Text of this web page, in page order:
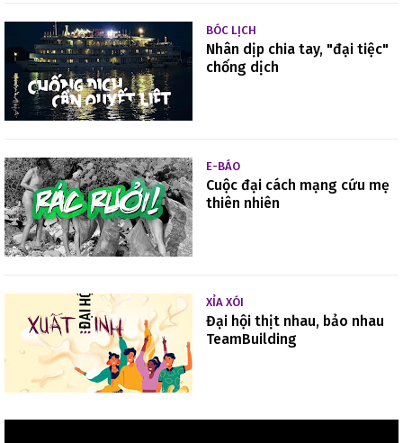
BÓC LỊCH
Nhân dịp chia tay, "đại tiệc"
chống dịch
E-BÁO
Cuộc đại cách mạng cứu mẹ
thiên nhiên
XỈA XÓI
Đại hội thịt nhau, bảo nhau
TeamBuilding